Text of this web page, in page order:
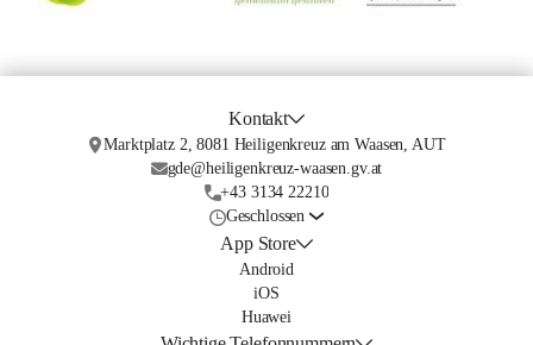
Kontakt
Marktplatz 2, 8081 Heiligenkreuz am Waasen, AUT
gde@heiligenkreuz-waasen.gv.at
+43 3134 22210
Geschlossen
App Store
Android
iOS
Huawei